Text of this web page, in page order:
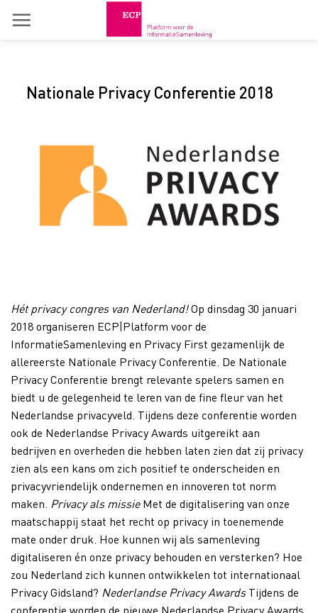
Nationale Privacy Conferentie 2018
Hét privacy congres van Nederland!Op dinsdag 30 januari
2018 organiseren ECP|Platform voor de
InformatieSamenleving en Privacy First gezamenlijk de
allereerste Nationale Privacy Conferentie. De Nationale
Privacy Conferentie brengt relevante spelers samen en
biedt u de gelegenheid te leren van de fine fleur van het
Nederlandse privacyveld. Tijdens deze conferentie worden
ook de Nederlandse Privacy Awards uitgereikt aan
bedrijven en overheden die hebben laten zien dat zij privacy
zien als een kans om zich positief te onderscheiden en
privacyvriendelijk ondernemen en innoveren tot norm
maken. Privacy als missieMet de digitalisering van onze
maatschappij staat het recht op privacy in toenemende
mate onder druk. Hoe kunnen wij als samenleving
digitaliseren én onze privacy behouden en versterken? Hoe
zou Nederland zich kunnen ontwikkelen tot internationaal
Privacy Gidsland? Nederlandse Privacy AwardsTijdens de
conferentie worden de nieuwe Nederlandse Privacy Awards